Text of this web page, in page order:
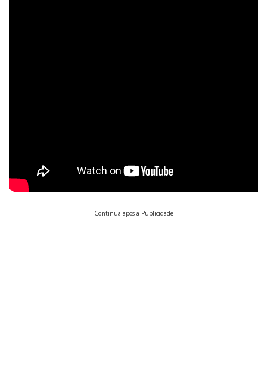
Continua após a Publicidade